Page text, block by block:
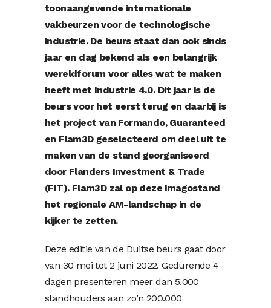
toonaangevende internationale
vakbeurzen voor de technologische
industrie. De beurs staat dan ook sinds
jaar en dag bekend als een belangrijk
wereldforum voor alles wat te maken
heeft met Industrie 4.0. Dit jaar is de
beurs voor het eerst terug en daarbij is
het project van Formando, Guaranteed
en Flam3D geselecteerd om deel uit te
maken van de stand georganiseerd
door Flanders Investment & Trade
(FIT). Flam3D zal op deze imagostand
het regionale AM-landschap in de
kijker te zetten.
Deze editie van de Duitse beurs gaat door
van 30 mei tot 2 juni 2022. Gedurende 4
dagen presenteren meer dan 5.000
standhouders aan zo’n 200.000